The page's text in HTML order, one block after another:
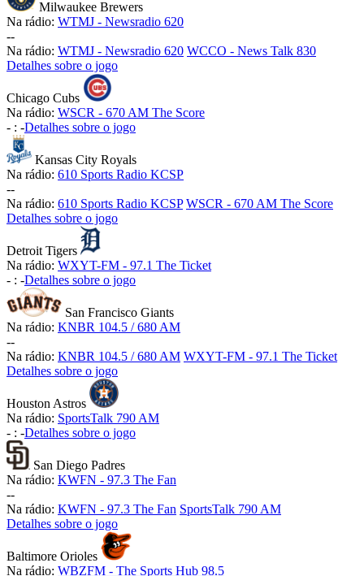
Milwaukee Brewers
Na rádio: WTMJ - Newsradio 620
--
Na rádio: WTMJ - Newsradio 620 WCCO - News Talk 830
Detalhes sobre o jogo
Chicago Cubs
Na rádio: WSCR - 670 AM The Score
- : -Detalhes sobre o jogo
Kansas City Royals
Na rádio: 610 Sports Radio KCSP
--
Na rádio: 610 Sports Radio KCSP WSCR - 670 AM The Score
Detalhes sobre o jogo
Detroit Tigers
Na rádio: WXYT-FM - 97.1 The Ticket
- : -Detalhes sobre o jogo
San Francisco Giants
Na rádio: KNBR 104.5 / 680 AM
--
Na rádio: KNBR 104.5 / 680 AM WXYT-FM - 97.1 The Ticket
Detalhes sobre o jogo
Houston Astros
Na rádio: SportsTalk 790 AM
- : -Detalhes sobre o jogo
San Diego Padres
Na rádio: KWFN - 97.3 The Fan
--
Na rádio: KWFN - 97.3 The Fan SportsTalk 790 AM
Detalhes sobre o jogo
Baltimore Orioles
Na rádio: WBZFM - The Sports Hub 98.5